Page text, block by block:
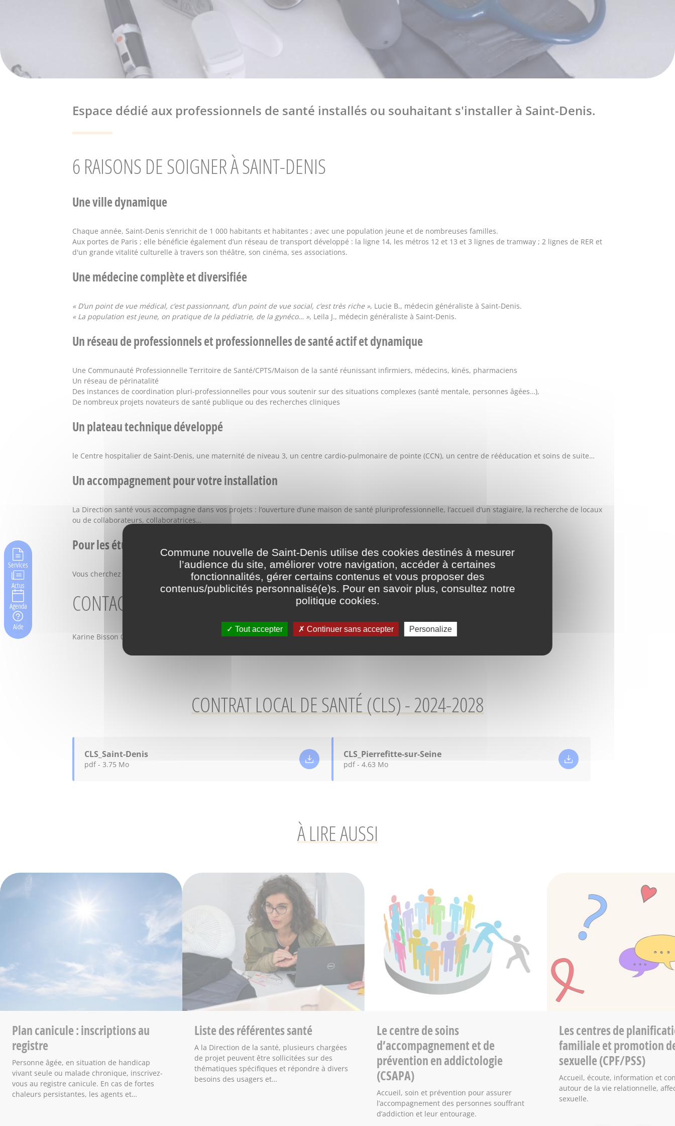
Services
Actus
Agenda
Aide
Espace dédié aux professionnels de santé installés ou souhaitant s'installer à Saint-Denis.
6 RAISONS DE SOIGNER À SAINT-DENIS
Une ville dynamique
Chaque année, Saint-Denis s’enrichit de 1 000 habitants et habitantes ; avec une population jeune et de nombreuses familles.
Aux portes de Paris ; elle bénéficie également d’un réseau de transport développé : la ligne 14, les métros 12 et 13 et 3 lignes de tramway ; 2 lignes de RER et
d'un grande vitalité culturelle à travers son théâtre, son cinéma, ses associations.
Une médecine complète et diversifiée
« D’un point de vue médical, c’est passionnant, d’un point de vue social, c’est très riche », Lucie B., médecin généraliste à Saint-Denis.
« La population est jeune, on pratique de la pédiatrie, de la gynéco… », Leila J., médecin généraliste à Saint-Denis.
Un réseau de professionnels et professionnelles de santé actif et dynamique
Une Communauté Professionnelle Territoire de Santé/CPTS/Maison de la santé réunissant infirmiers, médecins, kinés, pharmaciens
Un réseau de périnatalité
Des instances de coordination pluri-professionnelles pour vous soutenir sur des situations complexes (santé mentale, personnes âgées…),
De nombreux projets novateurs de santé publique ou des recherches cliniques
Un plateau technique développé
le Centre hospitalier de Saint-Denis, une maternité de niveau 3, un centre cardio-pulmonaire de pointe (CCN), un centre de rééducation et soins de suite…
Un accompagnement pour votre installation
La Direction santé vous accompagne dans vos projets : l’ouverture d’une maison de santé pluriprofessionnelle, l’accueil d’un stagiaire, la recherche de locaux
ou de collaborateurs, collaboratrices…
Pour les étudiants, étudiantes
Vous cherchez un stage, un sujet de thèse, un terrain ou un / une directrice, sollicitez-nous !
CONTACT
Karine Bisson 06 38 53 98 76 | karine.bisson@ville-saint-denis.fr
CONTRAT LOCAL DE SANTÉ (CLS) - 2024-2028
CLS_Saint-Denis
pdf - 3.75 Mo
CLS_Pierrefitte-sur-Seine
pdf - 4.63 Mo
À LIRE AUSSI
Plan canicule : inscriptions au
registre
Personne âgée, en situation de handicap
vivant seule ou malade chronique, inscrivez-
vous au registre canicule. En cas de fortes
chaleurs persistantes, les agents et…
Liste des référentes santé
A la Direction de la santé, plusieurs chargées
de projet peuvent être sollicitées sur des
thématiques spécifiques et répondre à divers
besoins des usagers et…
Le centre de soins
d’accompagnement et de
prévention en addictologie
(CSAPA)
Accueil, soin et prévention pour assurer
l’accompagnement des personnes souffrant
d’addiction et leur entourage.
Les centres de
familiale et promotion
sexuelle (CPF/PSS)
Accueil, écoute, information et
autour de la vie relationnelle,
sexuelle.
Commune nouvelle de Saint-Denis utilise des cookies destinés à mesurer
l’audience du site, améliorer votre navigation, accéder à certaines
fonctionnalités, gérer certains contenus et vous proposer des
contenus/publicités personnalisé(e)s. Pour en savoir plus, consultez notre
politique cookies.
Tout accepter Continuer sans accepter Personalize